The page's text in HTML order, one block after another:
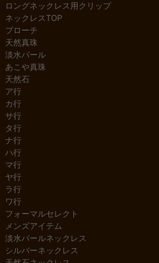
ロングネックレス用クリップ
ネックレスTOP
ブローチ
天然真珠
淡水パール
あこや真珠
天然石
ア行
カ行
サ行
タ行
ナ行
ハ行
マ行
ヤ行
ラ行
ワ行
フォーマルセレクト
メンズアイテム
淡水パールネックレス
シルバーネックレス